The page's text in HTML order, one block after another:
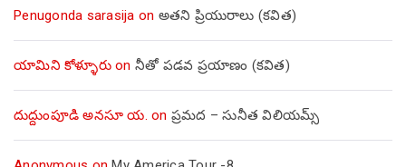
Penugonda sarasija on అతని ప్రియురాలు (కవిత)
యామిని కోళ్ళూరుon నీతో పడవ ప్రయాణం (కవిత)
దుద్దుంపూడి అనసూ య. on ప్రమద – సునీత విలియమ్స్